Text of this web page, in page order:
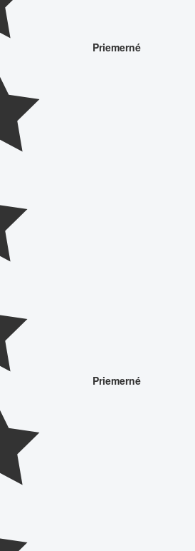
Priemerné
Priemerné